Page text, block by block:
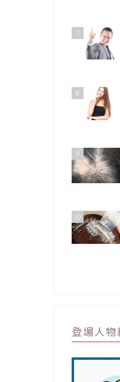
7
8
9
10
登場人物